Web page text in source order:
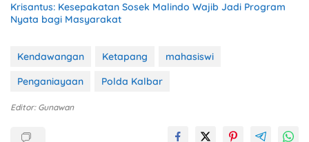
Krisantus: Kesepakatan Sosek Malindo Wajib Jadi Program
Nyata bagi Masyarakat
Kendawangan Ketapang
mahasiswi
Penganiayaan
Polda Kalbar
Editor: Gunawan